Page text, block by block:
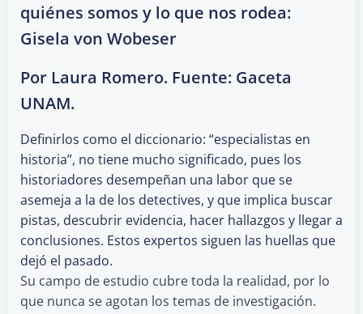
quiénes somos y lo que nos rodea:
Gisela von Wobeser
Por Laura Romero. Fuente: Gaceta
UNAM.
Definirlos como el diccionario: “especialistas en
historia”, no tiene mucho significado, pues los
historiadores desempeñan una labor que se
asemeja a la de los detectives, y que implica buscar
pistas, descubrir evidencia, hacer hallazgos y llegar a
conclusiones. Estos expertos siguen las huellas que
dejó el pasado.
Su campo de estudio cubre toda la realidad, por lo
que nunca se agotan los temas de investigación.